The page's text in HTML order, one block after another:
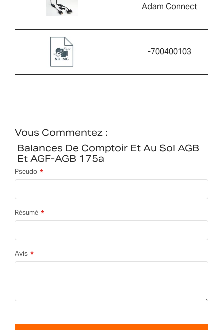
Adam Connect
-700400103
Vous Commentez :
Balances De Comptoir Et Au Sol AGB
Et AGF-AGB 175a
Pseudo
Résumé
Avis